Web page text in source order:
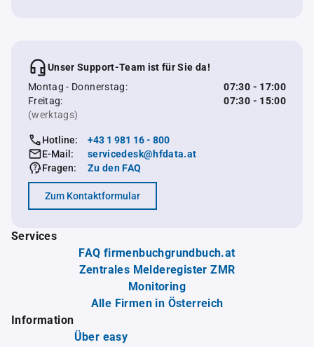
Unser Support-Team ist für Sie da!
Montag - Donnerstag:
07:30 - 17:00
Freitag:
07:30 - 15:00
(werktags)
Hotline:
+43 1 981 16 - 800
E-Mail:
servicedesk@hfdata.at
Fragen:
Zu den FAQ
Zum Kontaktformular
Services
FAQ firmenbuchgrundbuch.at
Zentrales Melderegister ZMR
Monitoring
Alle Firmen in Österreich
Information
Über easy